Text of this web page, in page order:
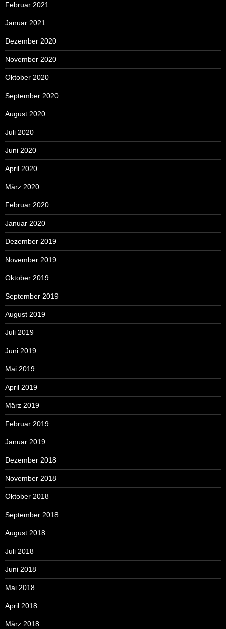
Februar 2021
Januar 2021
Dezember 2020
November 2020
Oktober 2020
September 2020
August 2020
Juli 2020
Juni 2020
April 2020
März 2020
Februar 2020
Januar 2020
Dezember 2019
November 2019
Oktober 2019
September 2019
August 2019
Juli 2019
Juni 2019
Mai 2019
April 2019
März 2019
Februar 2019
Januar 2019
Dezember 2018
November 2018
Oktober 2018
September 2018
August 2018
Juli 2018
Juni 2018
Mai 2018
April 2018
März 2018